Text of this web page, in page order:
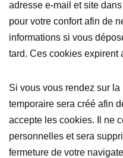
adresse e-mail et site
pour votre confort afin de
informations si vous
tard. Ces cookies expirent
Si vous vous rendez sur
temporaire sera créé afin
accepte les cookies. Il ne
personnelles et sera
fermeture de votre